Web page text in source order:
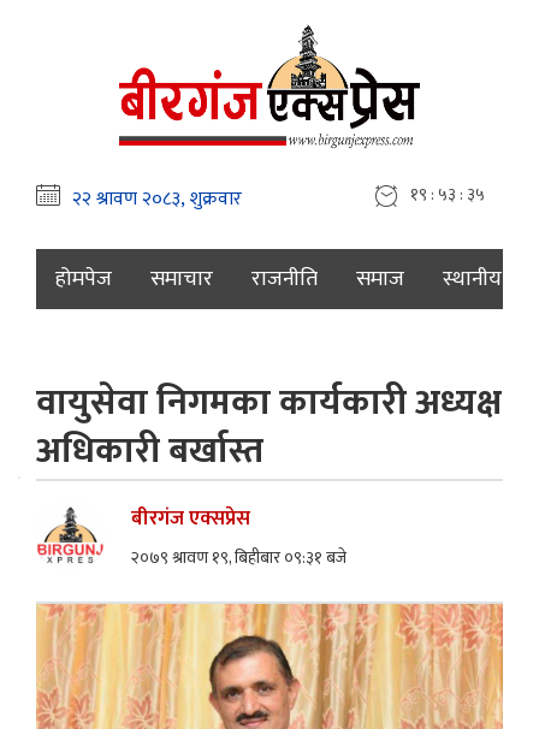
१९ : ५३ : ३६
होमपेज समाचार राजनीति समाज स्थानीय
वायुसेवा निगमका कार्यकारी अध्यक्ष
अधिकारी बर्खास्त
बीरगंज एक्सप्रेस
२०७९ श्रावण १९, बिहीबार ०९:३१ बजे